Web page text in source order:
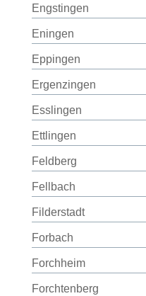
Engstingen
Eningen
Eppingen
Ergenzingen
Esslingen
Ettlingen
Feldberg
Fellbach
Filderstadt
Forbach
Forchheim
Forchtenberg